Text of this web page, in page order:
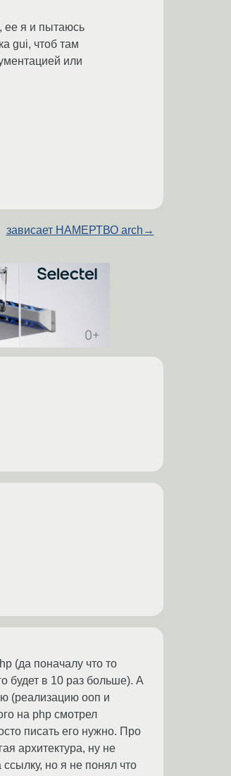
ее я и пытаюсь
gui, чтоб там
или
зависает НАМЕРТВО arch →
(да поначалу что то
будет в 10 раз больше). А
(реализацию ооп и
на php смотрел
писать его нужно. Про
архитектура, ну не
но я не понял что